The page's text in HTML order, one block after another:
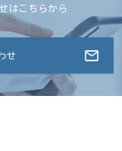
はこちらから
せ